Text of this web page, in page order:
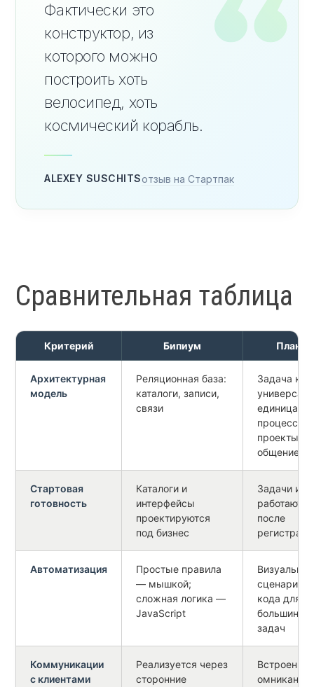
Фактически это
конструктор, из
которого можно
построить хоть
велосипед, хоть
космический корабль.
ALEXEY SUSCHITSотзыв на Стартпак
Сравнительная таблица
Критерий Бипиум
Архитектурная
модель
Реляционная база:
каталоги, записи,
связи
Задача как
единица:
процессы,
проекты,
общение
Стартовая
готовность
Каталоги и
интерфейсы
проектируются
под бизнес
Задачи и
работают
после
Автоматизация
Простые правила
— мышкой;
сложная логика —
JavaScript
сценарии
кода для
задач
Коммуникации
с клиентами
Реализуется через
сторонние
Встроенная